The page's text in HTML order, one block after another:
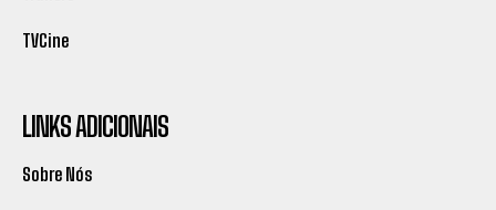
TVCine
LINKS ADICIONAIS
Sobre Nós